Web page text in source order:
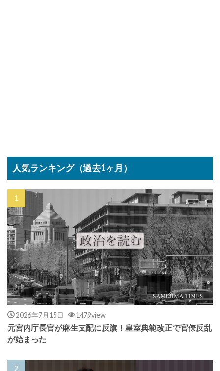
人気ランキング（過去1ヶ月）
2026年7月15日 1479view
元宮内庁長官が麻生支配に反旗！皇室典範改正で官僚反乱
が始まった